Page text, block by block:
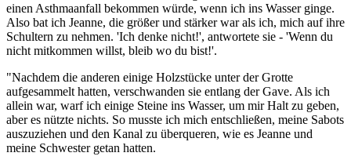
einen Asthmaanfall bekommen würde, wenn ich ins Wasser ginge.
Also bat ich Jeanne, die größer und stärker war als ich, mich auf ihre
Schultern zu nehmen. 'Ich denke nicht!', antwortete sie - 'Wenn du
nicht mitkommen willst, bleib wo du bist!'.
"Nachdem die anderen einige Holzstücke unter der Grotte
aufgesammelt hatten, verschwanden sie entlang der Gave. Als ich
allein war, warf ich einige Steine ins Wasser, um mir Halt zu geben,
aber es nützte nichts. So musste ich mich entschließen, meine Sabots
auszuziehen und den Kanal zu überqueren, wie es Jeanne und
meine Schwester getan hatten.